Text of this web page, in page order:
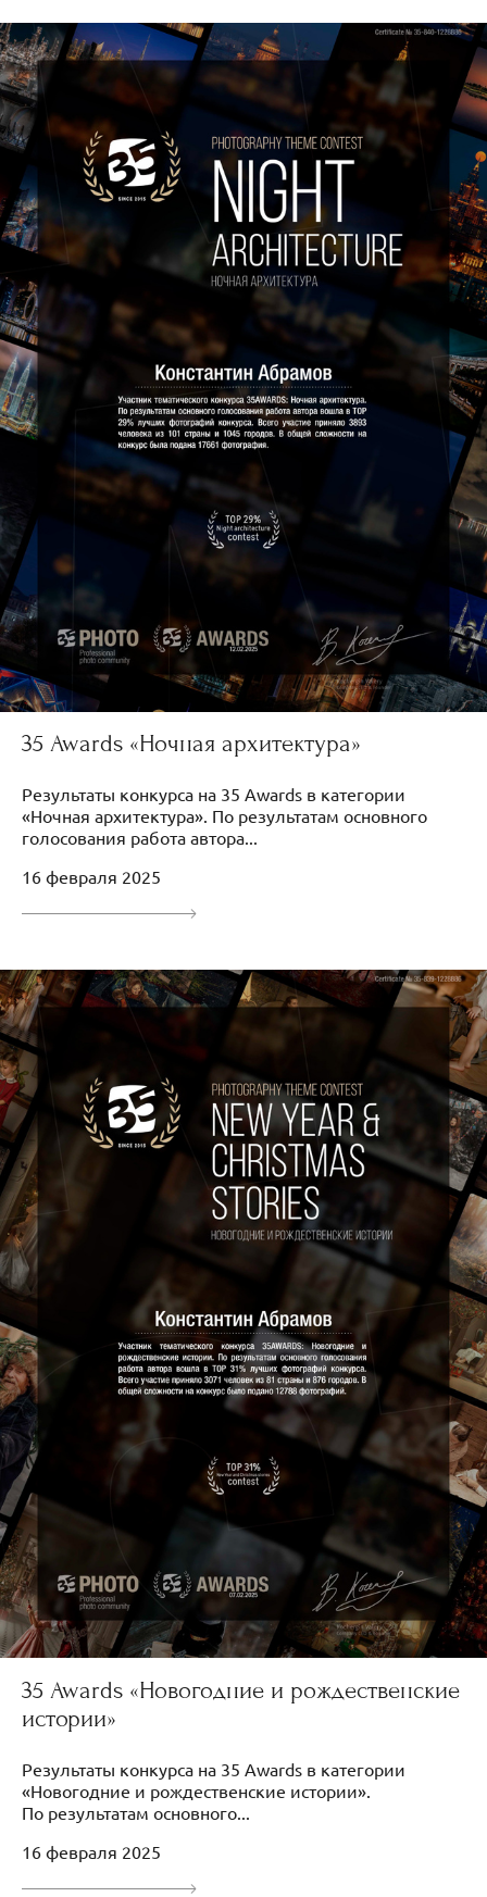
35 Awards «Ночная архитектура»
Результаты конкурса на 35 Awards в категории
«Ночная архитектура». По результатам основного
голосования работа автора...
16 февраля 2025
35 Awards «Новогодние и рождественские
истории»
Результаты конкурса на 35 Awards в категории
«Новогодние и рождественские истории».
По результатам основного...
16 февраля 2025